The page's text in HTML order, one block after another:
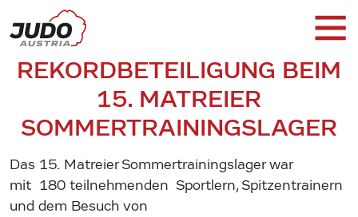
REKORDBETEILIGUNG BEIM
15. MATREIER
SOMMERTRAININGSLAGER
Das 15. Matreier Sommertrainingslager war
mit 180 teilnehmenden Sportlern, Spitzentrainern
und dem Besuch von